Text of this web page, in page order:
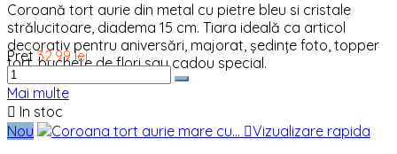
Coroană tort aurie din metal cu pietre bleu si cristale
strălucitoare, diadema 15 cm. Tiara ideală ca articol
decorativ pentru aniversări, majorat, ședințe foto, topper
tort, buchete de flori sau cadou special.
Pret 32,99 lei
Mai multe
 In stoc
Nou
Vizualizare rapida